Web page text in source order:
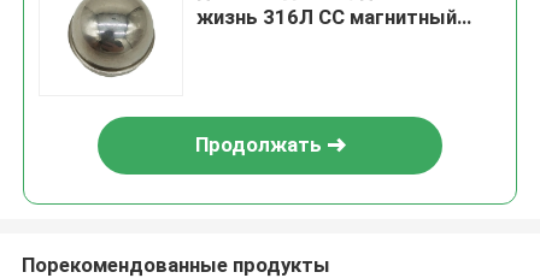
жизнь 316Л СС магнитный
Продолжать
Порекомендованные продукты